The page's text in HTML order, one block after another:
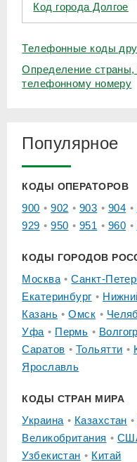
Код города Долгое
Телефонные коды
Определение страны,
телефонному номеру
Популярное
КОДЫ ОПЕРАТОРОВ
900 902 903 904
929
950 951 960
КОДЫ ГОРОДОВ
Москва Санкт-
Екатеринбург
Казань
Омск
Уфа
Пермь
Саратов
Тольятти
Ярославль
КОДЫ СТРАН МИРА
Украина Казахстан
Великобритания
Узбекистан
Китай